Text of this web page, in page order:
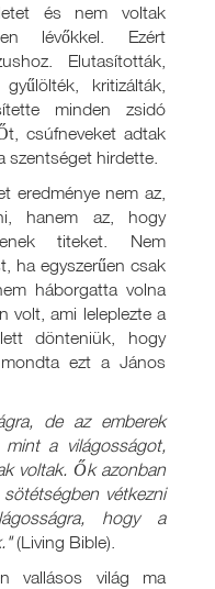
és nem voltak
lévőkkel. Ezért
Elutasították,
kritizálták,
minden zsidó
csúfneveket adtak
szentséget hirdette.
eredménye nem az,
hanem az, hogy
titeket. Nem
ha egyszerűen csak
háborgatta volna
volt, ami leleplezte a
dönteniük, hogy
ezt a János
de az emberek
a világosságot,
voltak. Ők azonban
vétkezni
hogy a
(Living Bible).
vallásos világ ma